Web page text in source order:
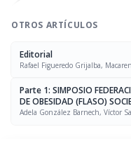
OTROS ARTÍCULOS
Editorial
Rafael Figueredo Grijalba,
Parte 1: SIMPOSIO
DE OBESIDAD (FLASO)
(SLAN)
Adela González Barnech, Víctor